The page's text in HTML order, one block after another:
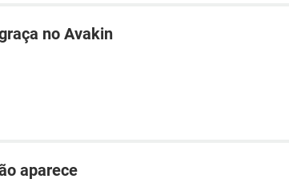
no Avakin
aparece